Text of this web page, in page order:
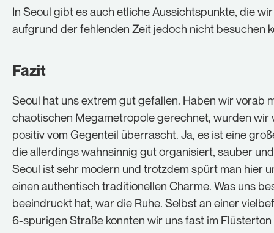
In Seoul gibt es auch etliche Aussichtspunkte, die wir
aufgrund der fehlenden Zeit jedoch nicht besuchen
Fazit
Seoul hat uns extrem gut gefallen. Haben wir vorab
chaotischen Megametropole gerechnet, wurden wir
positiv vom Gegenteil überrascht. Ja, es ist eine
die allerdings wahnsinnig gut organisiert, sauber
Seoul ist sehr modern und trotzdem spürt man hier
einen authentisch traditionellen Charme. Was uns
beeindruckt hat, war die Ruhe. Selbst an einer
6-spurigen Straße konnten wir uns fast im Flüsterton